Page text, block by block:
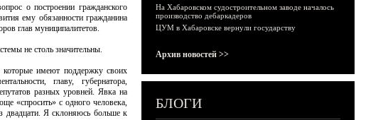
о построении гражданского
ему обязанности гражданина
глав муниципалитетов.
не столь значительны.
которые имеют поддержку своих
главу, губернатора,
разных уровней. Явка на
«спросить» с одного человека,
двадцати. Я склоняюсь больше к
На Хабаровском судостроительном заводе началось
производство дебаркадеров
ЦУМ в Хабаровске вернули государству
Архив новостей >>
БЛОГИ